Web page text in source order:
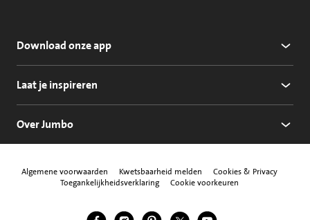
Download onze app
Laat je inspireren
Over Jumbo
Algemene voorwaarden Kwetsbaarheid melden
Cookies & Privacy
Toegankelijkheidsverklaring
Cookie voorkeuren
Volg ons
Jumbo Facebook
Jumbo Instagram
Jumbo Pinterest
Jumbo Twitter
Jumbo YouTube